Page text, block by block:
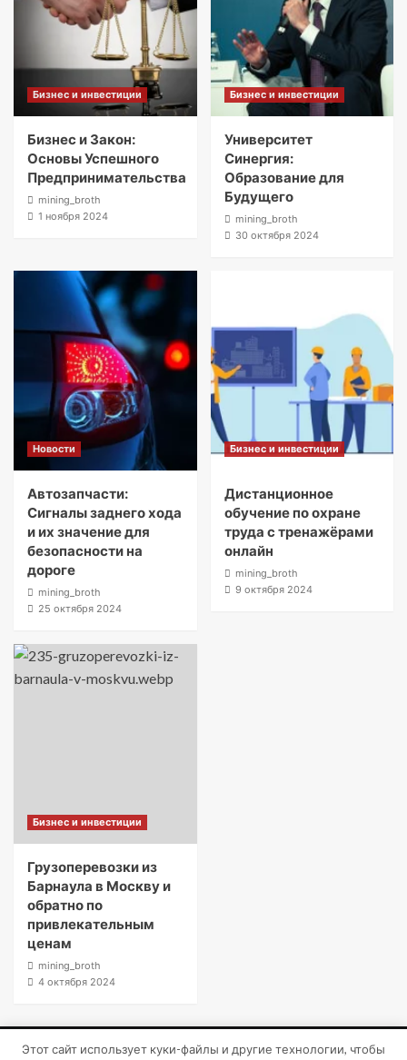
Бизнес и инвестиции
Бизнес и Закон:
Основы Успешного
Предпринимательства
mining_broth
1 ноября 2024
Бизнес и инвестиции
Университет
Синергия:
Образование для
Будущего
mining_broth
30 октября 2024
Новости
Автозапчасти:
Сигналы заднего хода
и их значение для
безопасности на
дороге
mining_broth
25 октября 2024
Бизнес и инвестиции
Дистанционное
обучение по охране
труда с тренажёрами
онлайн
mining_broth
9 октября 2024
Бизнес и инвестиции
Грузоперевозки из
Барнаула в Москву и
обратно по
привлекательным
ценам
mining_broth
4 октября 2024
Copyright © Все права защищены.|CoverNewsот AF
Этот сайт использует куки-файлы и другие технологии, чтобы